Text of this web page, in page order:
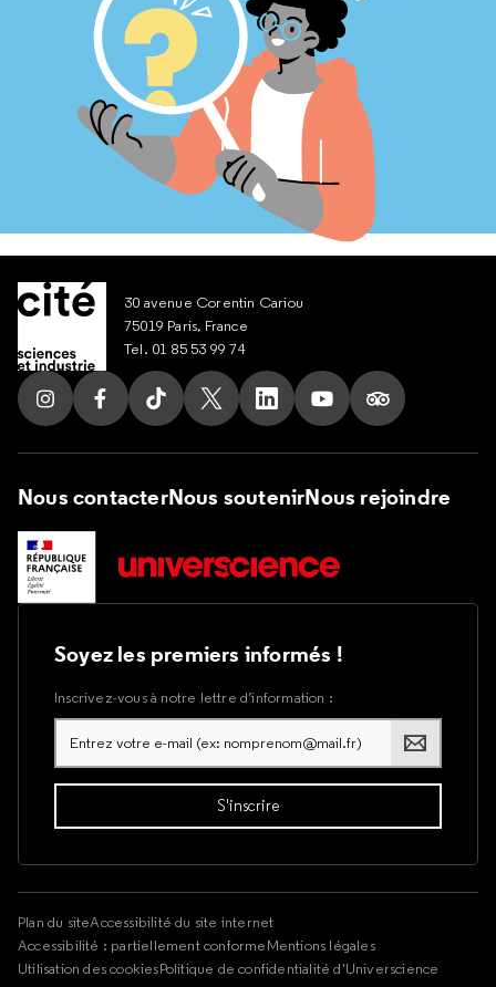
30 avenue Corentin Cariou
75019 Paris, France
Tel. 01 85 53 99 74
Suivez nous sur Instagram
Suivez nous sur Facebook
Suivez nous sur Tik Tok
Suivez nous sur X
Suivez nous sur LinkedIn
Suivez nous sur
Suivez nous
Nous contacterNous soutenirNous rejoindre
Soyez les premiers informés !
Inscrivez-vous à notre lettre d’information :
Plan du siteAccessibilité du site internet
Accessibilité : partiellement conformeMentions légales
Utilisation des cookiesPolitique de confidentialité d'Universcience